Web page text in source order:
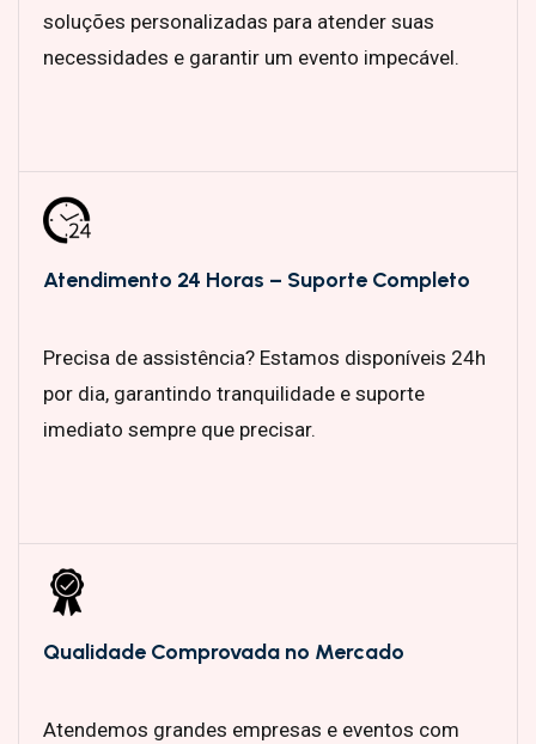
soluções personalizadas para atender suas
necessidades e garantir um evento impecável.
Atendimento 24 Horas – Suporte Completo
Precisa de assistência? Estamos disponíveis 24h
por dia, garantindo tranquilidade e suporte
imediato sempre que precisar.
Qualidade Comprovada no Mercado
Atendemos grandes empresas e eventos com